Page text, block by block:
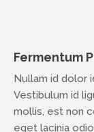
Fermentum
Nullam id dolor
Vestibulum id
mollis, est non
eget lacinia